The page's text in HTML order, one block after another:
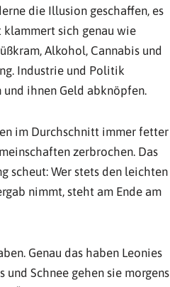
die Illusion geschaffen, es
klammert sich genau wie
Alkohol, Cannabis und
Industrie und Politik
und ihnen Geld abknöpfen.
im Durchschnitt immer fetter
zerbrochen. Das
scheut: Wer stets den leichten
nimmt, steht am Ende am
Genau das haben Leonies
und Schnee gehen sie morgens